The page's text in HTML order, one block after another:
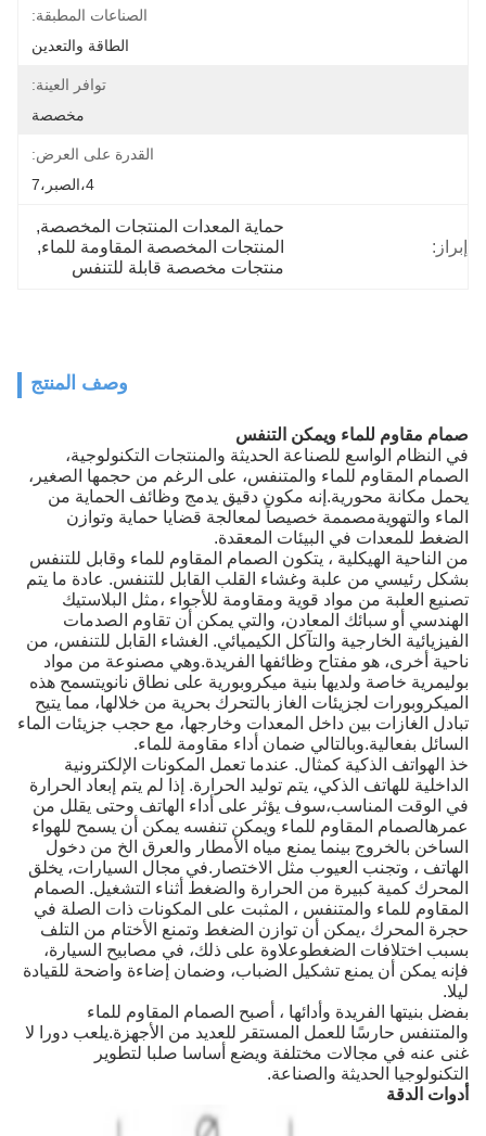
الصناعات المطبقة:
الطاقة والتعدين
توافر العينة:
مخصصة
القدرة على العرض:
4،الصبر،7
إبراز:
حماية المعدات المنتجات المخصصة,
المنتجات المخصصة المقاومة للماء,
منتجات مخصصة قابلة للتنفس
وصف المنتج
صمام مقاوم للماء ويمكن التنفس
في النظام الواسع للصناعة الحديثة والمنتجات التكنولوجية،
الصمام المقاوم للماء والمتنفس، على الرغم من حجمها الصغير،
يحمل مكانة محورية.إنه مكون دقيق يدمج وظائف الحماية من
الماء والتهويةمصممة خصيصاً لمعالجة قضايا حماية وتوازن
الضغط للمعدات في البيئات المعقدة.
من الناحية الهيكلية ، يتكون الصمام المقاوم للماء وقابل للتنفس
بشكل رئيسي من علبة وغشاء القلب القابل للتنفس. عادة ما يتم
تصنيع العلبة من مواد قوية ومقاومة للأجواء ،مثل البلاستيك
الهندسي أو سبائك المعادن، والتي يمكن أن تقاوم الصدمات
الفيزيائية الخارجية والتآكل الكيميائي. الغشاء القابل للتنفس، من
ناحية أخرى، هو مفتاح وظائفها الفريدة.وهي مصنوعة من مواد
بوليمرية خاصة ولديها بنية ميكروبورية على نطاق نانويتسمح هذه
الميكروبورات لجزيئات الغاز بالتحرك بحرية من خلالها، مما يتيح
تبادل الغازات بين داخل المعدات وخارجها، مع حجب جزيئات الماء
السائل بفعالية.وبالتالي ضمان أداء مقاومة للماء.
خذ الهواتف الذكية كمثال. عندما تعمل المكونات الإلكترونية
الداخلية للهاتف الذكي، يتم توليد الحرارة. إذا لم يتم إبعاد الحرارة
في الوقت المناسب،سوف يؤثر على أداء الهاتف وحتى يقلل من
عمرهالصمام المقاوم للماء ويمكن تنفسه يمكن أن يسمح للهواء
الساخن بالخروج بينما يمنع مياه الأمطار والعرق الخ من دخول
الهاتف ، وتجنب العيوب مثل الاختصار.في مجال السيارات، يخلق
المحرك كمية كبيرة من الحرارة والضغط أثناء التشغيل. الصمام
المقاوم للماء والمتنفس ، المثبت على المكونات ذات الصلة في
حجرة المحرك ،يمكن أن توازن الضغط وتمنع الأختام من التلف
بسبب اختلافات الضغطوعلاوة على ذلك، في مصابيح السيارة،
فإنه يمكن أن يمنع تشكيل الضباب، وضمان إضاءة واضحة للقيادة
ليلا.
بفضل بنيتها الفريدة وأدائها ، أصبح الصمام المقاوم للماء
والمتنفس حارسًا للعمل المستقر للعديد من الأجهزة.يلعب دورا لا
غنى عنه في مجالات مختلفة ويضع أساسا صلبا لتطوير
التكنولوجيا الحديثة والصناعة.
أدوات الدقة